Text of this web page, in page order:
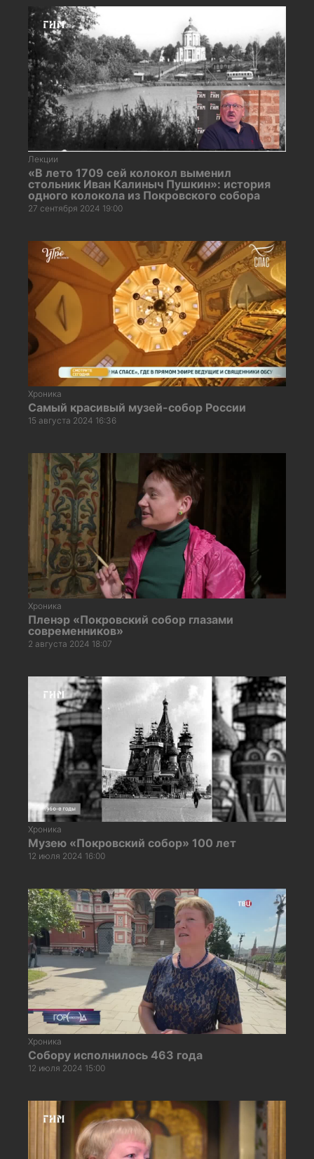
Лекции
«В лето 1709 сей колокол выменил
стольник Иван Калиныч Пушкин»: история
одного колокола из Покровского собора
27 сентября 2024 19:00
Хроника
Самый красивый музей-собор России
15 августа 2024 16:36
Хроника
Пленэр «Покровский собор глазами
современников»
2 августа 2024 18:07
Хроника
Музею «Покровский собор» 100 лет
12 июля 2024 16:00
Хроника
Собору исполнилось 463 года
12 июля 2024 15:00